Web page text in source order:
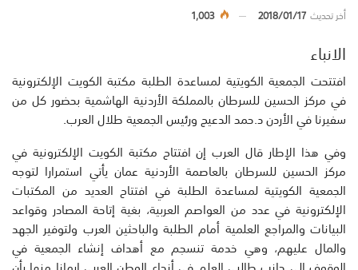
أخر تحديث2018/01/17
1,003
الانباء
افتتحت الجمعية الكويتية لمساعدة الطلبة مكتبة الكويت الإلكترونية
في مركز الحسين للسرطان ب‍المملكة الأردنية الهاشمية بحضور كل من
سفيرنا في الأردن د.حمد الدعيج ورئيس الجمعية طلال العرب.
وفي هذا الإطار قال العرب إن افتتاح مكتبة الكويت الإلكترونية في
مركز الحسين للسرطان بالعاصمة الأردنية عمان يأتي استمرارا لتوجه
الجمعية الكويتية لمساعدة الطلبة في افتتاح العديد من المكتبات
الإلكترونية في عدد من العواصم العربية، بغية إتاحة المصادر وقواعد
البيانات والمراجع العلمية أمام الطلبة والباحثين العرب ولتوفير الجهد
والمال عليهم، وهي خدمة تنسجم مع أهداف إنشاء الجمعية في